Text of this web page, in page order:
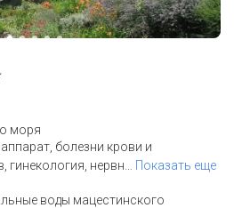
моря
болезни крови и
гинекология, нервн
Показать еще
воды мацестинского